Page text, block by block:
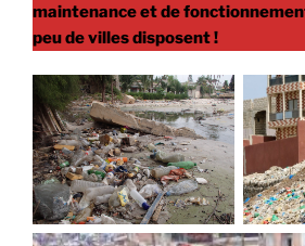
maintenance et de
peu de villes disposent !